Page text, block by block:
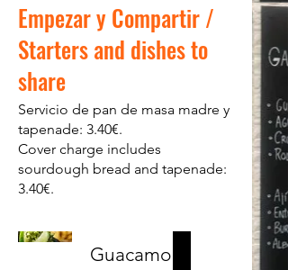
Empezar y Compartir /
Starters and dishes to
share
Servicio de pan de masa madre y
tapenade: 3.40€.
Cover charge includes
sourdough bread and tapenade:
3.40€.
Guacamo